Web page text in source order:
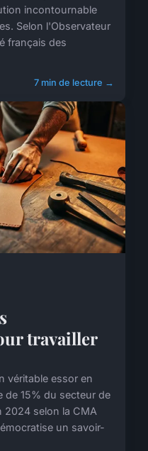
incontournable
Selon l'Observateur
français des
7 min de lecture →
travailler
véritable essor en
de 15% du secteur de
2024 selon la CMA
un savoir-